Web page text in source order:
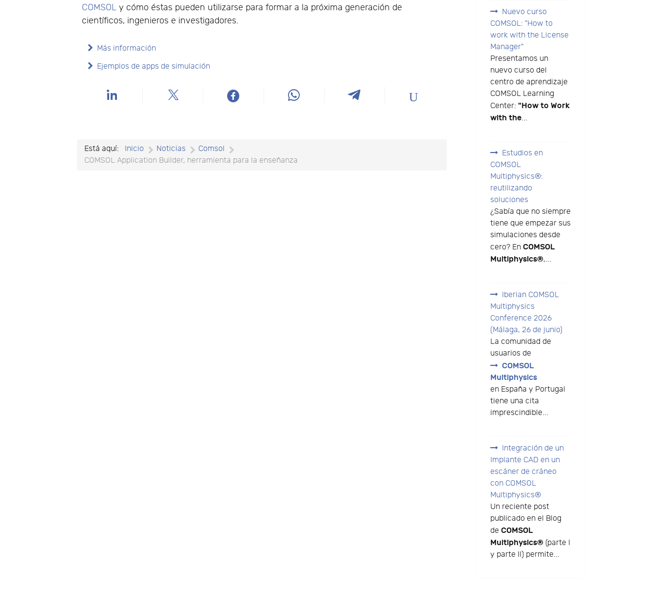
COMSOL y cómo éstas pueden utilizarse para formar a la próxima generación de
científicos, ingenieros e investigadores.
Más información
Ejemplos de apps de simulación
Está aquí: Inicio Noticias
Comsol
COMSOL Application Builder, herramienta para la enseñanza
Nuevo curso
COMSOL: "How to
work with the License
Manager"
Presentamos un
nuevo curso del
centro de aprendizaje
COMSOL Learning
Center: "How to Work
with the...
Estudios en
COMSOL
Multiphysics®:
reutilizando
soluciones
¿Sabía que no siempre
tiene que empezar sus
simulaciones desde
cero? EnCOMSOL
Multiphysics®,...
Iberian COMSOL
Multiphysics
Conference 2026
(Málaga, 26 de junio)
La comunidad de
usuarios de
COMSOL
Multiphysics
en España y Portugal
tiene una cita
imprescindible...
Integración de un
Implante CAD en un
escáner de cráneo
con COMSOL
Multiphysics®
Un reciente post
publicado en el Blog
de COMSOL
Multiphysics®(parte I
y parte II) permite...